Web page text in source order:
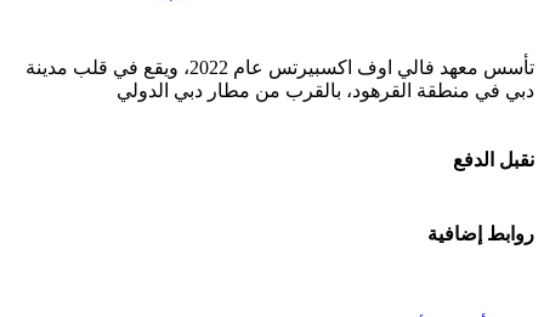
تأسس معهد فالي اوف اكسبيرتس عام 2022، ويقع في قلب مدينة
دبي في منطقة القرهود، بالقرب من مطار دبي الدولي
نقبل الدفع
روابط إضافية